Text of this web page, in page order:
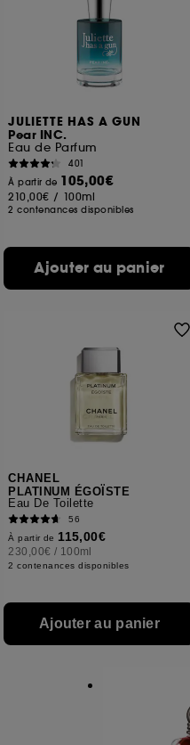
JULIETTE HAS A GUN
Pear INC.
Eau de Parfum
401
À partir de 105,00€
210,00€ / 100ml
2 contenances disponibles
Ajouter au panier
CHANEL
PLATINUM ÉGOÏSTE
Eau De Toilette
56
À partir de 115,00€
230,00€ / 100ml
2 contenances disponibles
Ajouter au panier